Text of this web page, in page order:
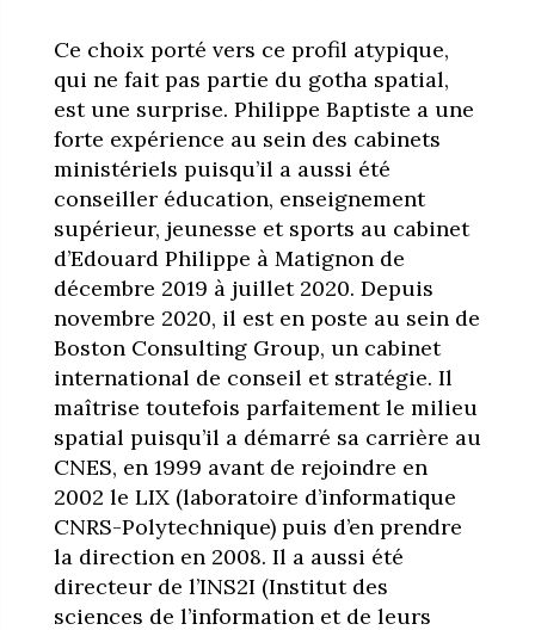
Ce choix porté vers ce profil atypique,
qui ne fait pas partie du gotha spatial,
est une surprise. Philippe Baptiste a une
forte expérience au sein des cabinets
ministériels puisqu’il a aussi été
conseiller éducation, enseignement
supérieur, jeunesse et sports au cabinet
d’Edouard Philippe à Matignon de
décembre 2019 à juillet 2020. Depuis
novembre 2020, il est en poste au sein de
Boston Consulting Group, un cabinet
international de conseil et stratégie. Il
maîtrise toutefois parfaitement le milieu
spatial puisqu’il a démarré sa carrière au
CNES, en 1999 avant de rejoindre en
2002 le LIX (laboratoire d’informatique
CNRS-Polytechnique) puis d’en prendre
la direction en 2008. Il a aussi été
directeur de l’INS2I (Institut des
sciences de l’information et de leurs